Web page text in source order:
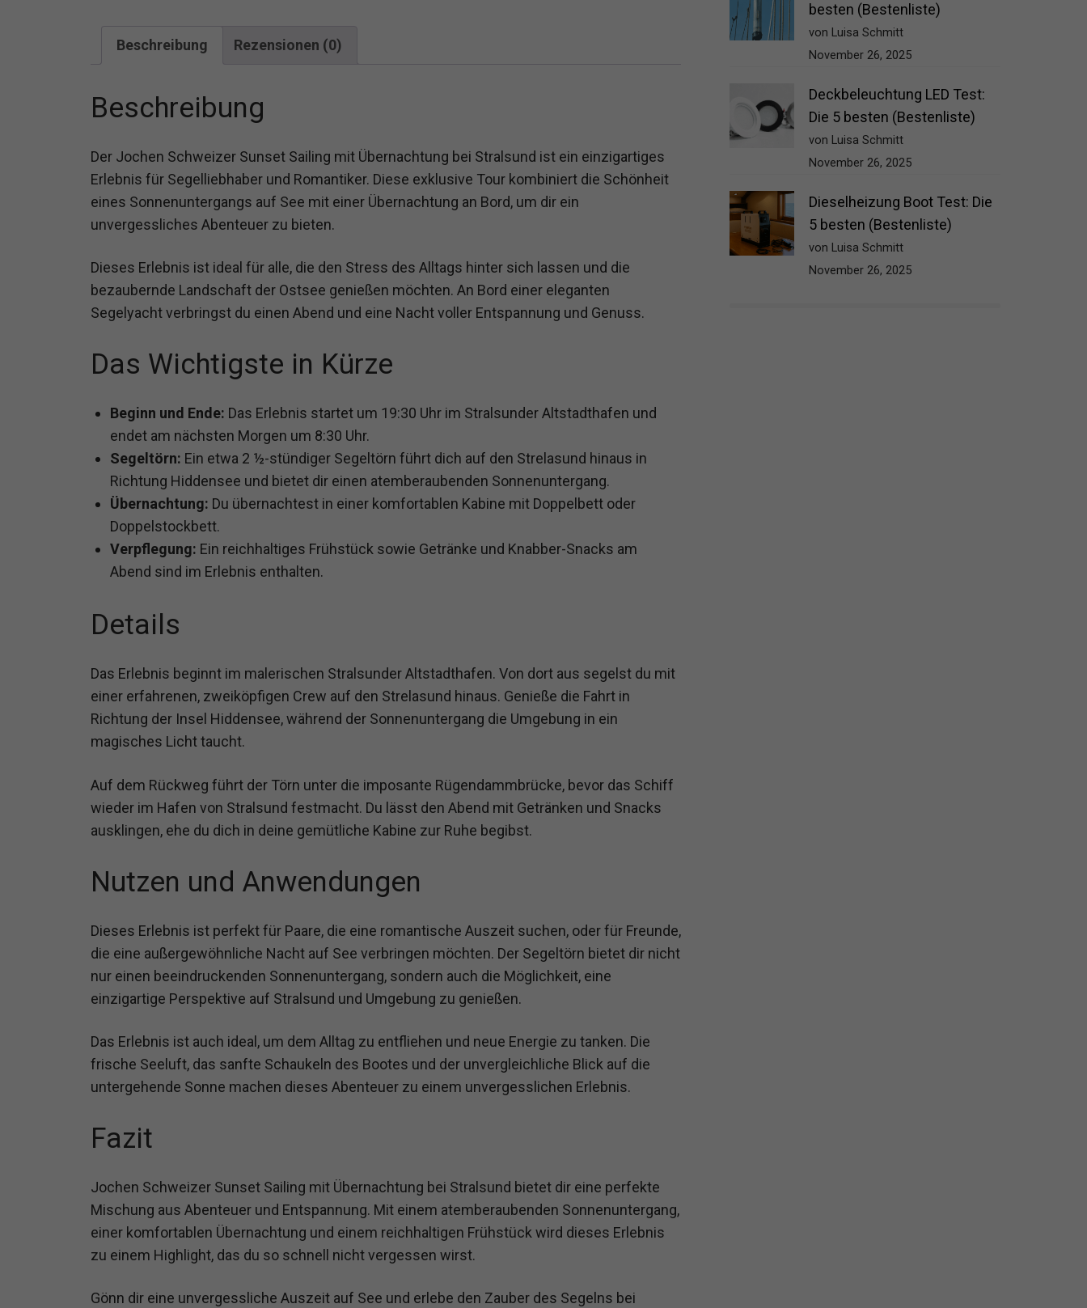
Beschreibung Rezensionen (0)
Beschreibung
Der Jochen Schweizer Sunset Sailing mit Übernachtung bei Stralsund ist ein einzigartiges
Erlebnis für Segelliebhaber und Romantiker. Diese exklusive Tour kombiniert die Schönheit
eines Sonnenuntergangs auf See mit einer Übernachtung an Bord, um dir ein
unvergessliches Abenteuer zu bieten.
Dieses Erlebnis ist ideal für alle, die den Stress des Alltags hinter sich lassen und die
bezaubernde Landschaft der Ostsee genießen möchten. An Bord einer eleganten
Segelyacht verbringst du einen Abend und eine Nacht voller Entspannung und Genuss.
Das Wichtigste in Kürze
Beginn und Ende: Das Erlebnis startet um 19:30 Uhr im Stralsunder Altstadthafen und
endet am nächsten Morgen um 8:30 Uhr.
Segeltörn: Ein etwa 2 ½-stündiger Segeltörn führt dich auf den Strelasund hinaus in
Richtung Hiddensee und bietet dir einen atemberaubenden Sonnenuntergang.
Übernachtung: Du übernachtest in einer komfortablen Kabine mit Doppelbett oder
Doppelstockbett.
Verpflegung: Ein reichhaltiges Frühstück sowie Getränke und Knabber-Snacks am
Abend sind im Erlebnis enthalten.
Details
Das Erlebnis beginnt im malerischen Stralsunder Altstadthafen. Von dort aus segelst du mit
einer erfahrenen, zweiköpfigen Crew auf den Strelasund hinaus. Genieße die Fahrt in
Richtung der Insel Hiddensee, während der Sonnenuntergang die Umgebung in ein
magisches Licht taucht.
Auf dem Rückweg führt der Törn unter die imposante Rügendammbrücke, bevor das Schiff
wieder im Hafen von Stralsund festmacht. Du lässt den Abend mit Getränken und Snacks
ausklingen, ehe du dich in deine gemütliche Kabine zur Ruhe begibst.
Nutzen und Anwendungen
Dieses Erlebnis ist perfekt für Paare, die eine romantische Auszeit suchen, oder für Freunde,
die eine außergewöhnliche Nacht auf See verbringen möchten. Der Segeltörn bietet dir nicht
nur einen beeindruckenden Sonnenuntergang, sondern auch die Möglichkeit, eine
einzigartige Perspektive auf Stralsund und Umgebung zu genießen.
Das Erlebnis ist auch ideal, um dem Alltag zu entfliehen und neue Energie zu tanken. Die
frische Seeluft, das sanfte Schaukeln des Bootes und der unvergleichliche Blick auf die
untergehende Sonne machen dieses Abenteuer zu einem unvergesslichen Erlebnis.
Fazit
Jochen Schweizer Sunset Sailing mit Übernachtung bei Stralsund bietet dir eine perfekte
Mischung aus Abenteuer und Entspannung. Mit einem atemberaubenden Sonnenuntergang,
einer komfortablen Übernachtung und einem reichhaltigen Frühstück wird dieses Erlebnis
zu einem Highlight, das du so schnell nicht vergessen wirst.
Gönn dir eine unvergessliche Auszeit auf See und erlebe den Zauber des Segelns bei
besten (Bestenliste)
von Luisa Schmitt
November 26, 2025
Deckbeleuchtung LED Test:
Die 5 besten (Bestenliste)
von Luisa Schmitt
November 26, 2025
Dieselheizung Boot Test: Die
5 besten (Bestenliste)
von Luisa Schmitt
November 26, 2025